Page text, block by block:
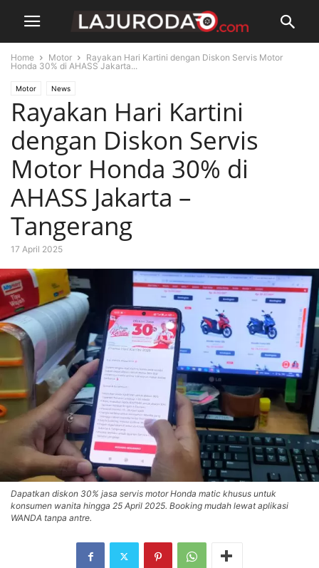
Home Motor
Rayakan Hari Kartini dengan Diskon Servis Motor
Honda 30% di AHASS Jakarta...
Motor News
Rayakan Hari Kartini
dengan Diskon Servis
Motor Honda 30% di
AHASS Jakarta –
Tangerang
17 April 2025
Dapatkan diskon 30% jasa servis motor Honda matic khusus untuk
konsumen wanita hingga 25 April 2025. Booking mudah lewat aplikasi
WANDA tanpa antre.